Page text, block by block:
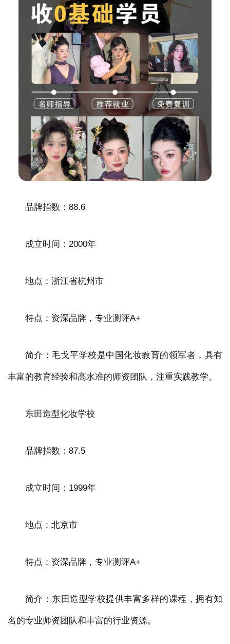
品牌指数：88.6
成立时间：2000年
地点：浙江省杭州市
特点：资深品牌，专业测评A+
简介：毛戈平学校是中国化妆教育的领军者，具有
丰富的教育经验和高水准的师资团队，注重实践教学。
东田造型化妆学校
品牌指数：87.5
成立时间：1999年
地点：北京市
特点：资深品牌，专业测评A+
简介：东田造型学校提供丰富多样的课程，拥有知
名的专业师资团队和丰富的行业资源。